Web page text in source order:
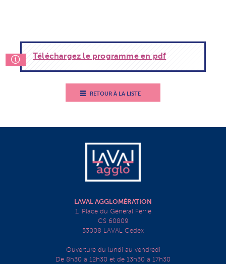
Téléchargez le programme en pdf
RETOUR À LA LISTE
LAVAL AGGLOMÉRATION
1, Place du Général Ferrié
CS 60809
53008 LAVAL Cedex
Ouverture du lundi au vendredi
De 8h30 à 12h30 et de 13h30 à 17h30